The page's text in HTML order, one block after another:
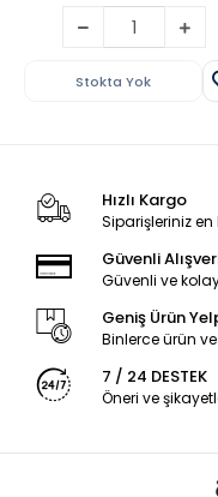
Stokta Yok
Hızlı Kargo
Siparişleriniz en
Güvenli
Güvenli ve
Geniş Ürün
Binlerce ürün
7 / 24 DESTEK
Öneri ve